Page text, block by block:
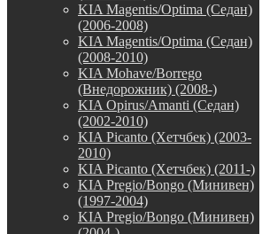
KIA Magentis/Optima (Седан)
(2006-2008)
KIA Magentis/Optima (Седан)
(2008-2010)
KIA Mohave/Borrego
(Внедорожник) (2008-)
KIA Opirus/Amanti (Седан)
(2002-2010)
KIA Picanto (Хетчбек) (2003-
2010)
KIA Picanto (Хетчбек) (2011-)
KIA Pregio/Bongo (Минивен)
(1997-2004)
KIA Pregio/Bongo (Минивен)